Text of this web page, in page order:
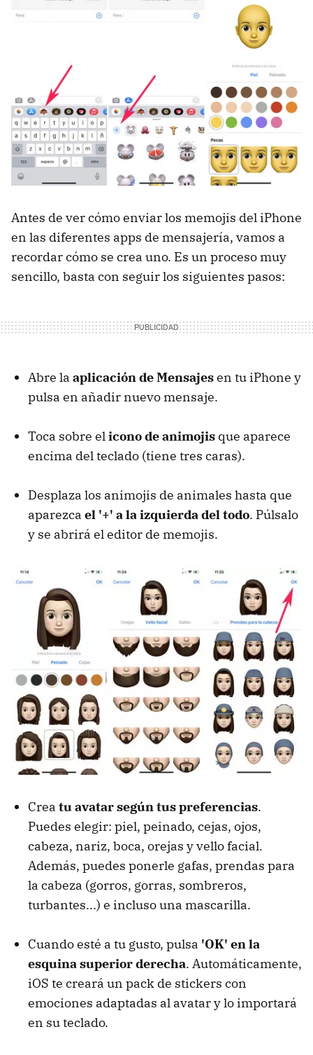
Antes de ver cómo enviar los memojis del iPhone
en las diferentes apps de mensajería, vamos a
recordar cómo se crea uno. Es un proceso muy
sencillo, basta con seguir los siguientes pasos:
Abre la aplicación de Mensajesen tu iPhone y
pulsa en añadir nuevo mensaje.
Toca sobre elicono de animojis que aparece
encima del teclado (tiene tres caras).
Desplaza los animojis de animales hasta que
aparezca el '+' a la izquierda del todo. Púlsalo
y se abrirá el editor de memojis.
Crea tu avatar según tus preferencias.
Puedes elegir: piel, peinado, cejas, ojos,
cabeza, nariz, boca, orejas y vello facial.
Además, puedes ponerle gafas, prendas para
la cabeza (gorros, gorras, sombreros,
turbantes...) e incluso una mascarilla.
Cuando esté a tu gusto, pulsa 'OK' en la
esquina superior derecha. Automáticamente,
iOS te creará un pack de stickers con
emociones adaptadas al avatar y lo importará
en su teclado.